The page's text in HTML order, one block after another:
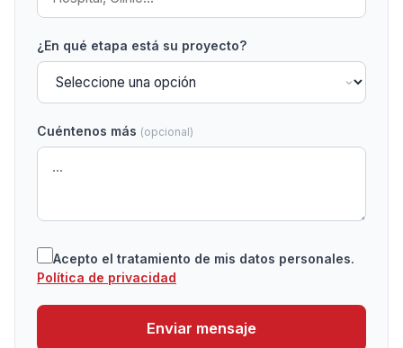
¿En qué etapa está su proyecto?
Cuéntenos más (opcional)
Acepto el tratamiento de mis datos personales.
Política de privacidad
Enviar mensaje